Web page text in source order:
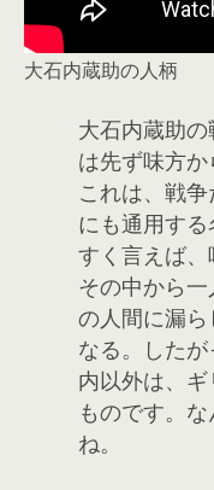
大石内蔵助の人柄
大石内蔵助
は先ず味方か
これは、戦
にも通用す
すく言えば、
その中から
の人間に漏ら
なる。した
内以外は、
ものです。
ね。